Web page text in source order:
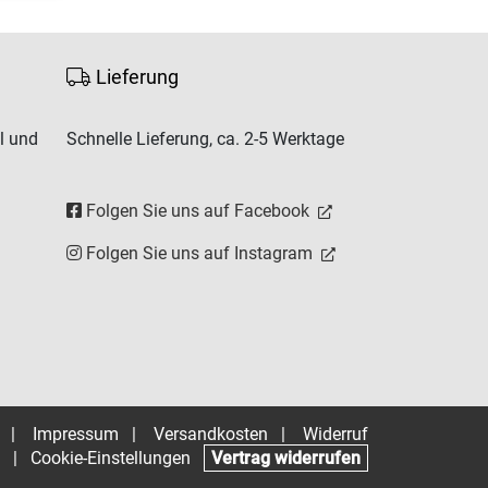
und
Lieferung
Schnelle Lieferung, ca. 2-5 Werktage
Folgen Sie uns auf Facebook
Folgen Sie uns auf Instagram
| Impressum | Versandkosten |
Widerruf
|
Cookie-Einstellungen Vertrag widerrufen